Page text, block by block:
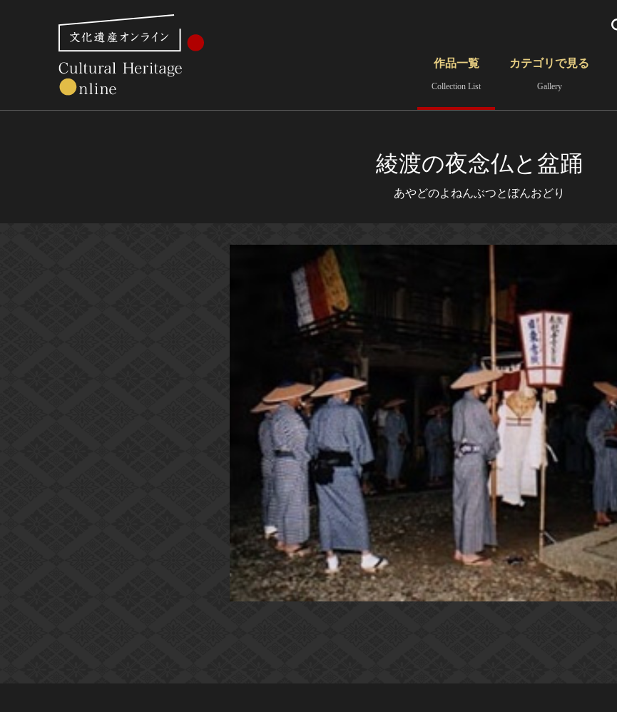
さらに詳細検索
作品一覧
Collection List
カテゴリで見る
Gallery
綾渡の夜念仏と盆踊
あやどのよねんぶつとぼんおどり